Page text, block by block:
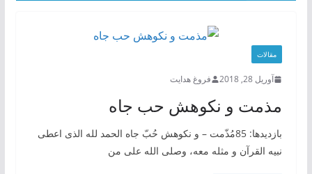
مقالات
آوریل 28, 2018 فروغ هدایت
مذمت و نکوهش حب جاه
بازدیدها: 85مُذّمت – و نکوهش حُبّ جاه الحمد لله الذی اعطی
نبیه القرآن و مثله معه، وصلی الله علی من